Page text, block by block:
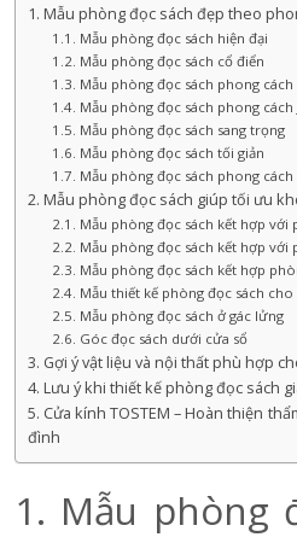
1. Mẫu phòng đọc sách đẹp theo
1.1. Mẫu phòng đọc sách hiện đại
1.2. Mẫu phòng đọc sách cổ điển
1.3. Mẫu phòng đọc sách phong
1.4. Mẫu phòng đọc sách phong cách
1.5. Mẫu phòng đọc sách sang trọng
1.6. Mẫu phòng đọc sách tối giản
1.7. Mẫu phòng đọc sách phong
2. Mẫu phòng đọc sách giúp tối ưu
2.1. Mẫu phòng đọc sách kết hợp với
2.2. Mẫu phòng đọc sách kết hợp với
2.3. Mẫu phòng đọc sách kết hợp
2.4. Mẫu thiết kế phòng đọc sách cho
2.5. Mẫu phòng đọc sách ở gác lửng
2.6. Góc đọc sách dưới cửa sổ
3. Gợi ý vật liệu và nội thất phù hợp
4. Lưu ý khi thiết kế phòng đọc sách
5. Cửa kính TOSTEM – Hoàn thiện
đình
1. Mẫu phòng